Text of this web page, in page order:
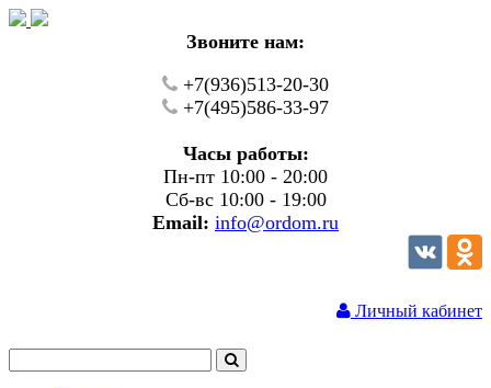
Звоните нам:
+7(936)513-20-30
+7(495)586-33-97
Часы работы:
Пн-пт 10:00 - 20:00
Сб-вс 10:00 - 19:00
Email: info@ordom.ru
Личный кабинет